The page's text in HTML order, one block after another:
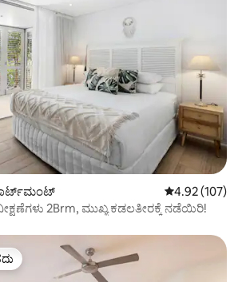
5 ರಲ್ಲಿ 4.92
4.92 (107)
2Brm, ಮುಖ್ಯ ಕಡಲತೀರಕ್ಕೆ ನಡೆಯಿರಿ!